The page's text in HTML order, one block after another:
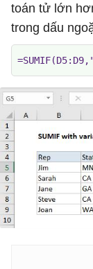
toán tử lớn
trong dấu